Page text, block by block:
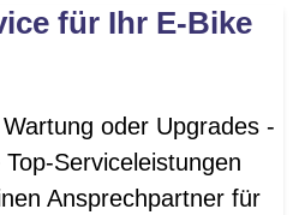
für Ihr E-Bike
oder Upgrades -
Serviceleistungen
Ansprechpartner für